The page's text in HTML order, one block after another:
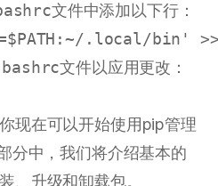
文件中添加以下行：
.local/bin'
文件以应用更改：
现在可以开始使用pip管理
分中，我们将介绍基本的
、升级和卸载包。